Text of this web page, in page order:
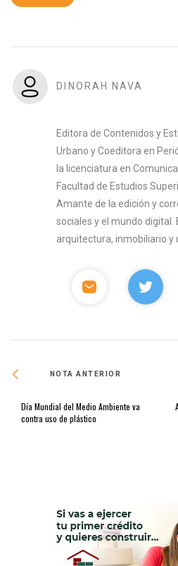
DINORAH NAVA
Editora de Contenidos y
Urbano y Coeditora en
la licenciatura en
Facultad de Estudios
Amante de la edición y
sociales y el mundo
arquitectura, inmobiliario y
NOTA ANTERIOR
Día Mundial del Medio Ambiente va
contra uso de plástico